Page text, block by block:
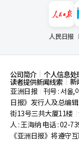
人民日报
公司简介 个人信息处
读者提供新闻线索
新
亚洲日报
刊号 : 서울,
日报》发行人及总编
街13号三共大厦11楼
人 : 王海纳 电话 : 02-
《亚洲日报》将遵守